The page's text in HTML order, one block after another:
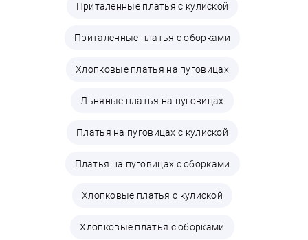
Приталенные платья с кулиской
Приталенные платья с оборками
Хлопковые платья на пуговицах
Льняные платья на пуговицах
Платья на пуговицах с кулиской
Платья на пуговицах с оборками
Хлопковые платья с кулиской
Хлопковые платья с оборками